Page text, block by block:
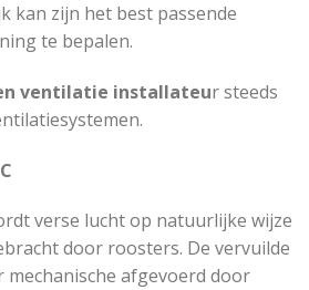
kan zijn het best passende
te bepalen.
ventilatie installateur steeds
verse lucht op natuurlijke wijze
door roosters. De vervuilde
mechanische afgevoerd door